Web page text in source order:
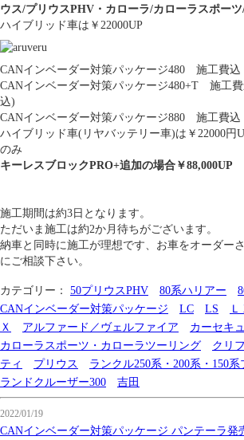
ウス/プリウスPHV・カローラ/カローラスポー
ハイブリッド車は￥22000UP
CANインベーダー対策パッケージ480 施工費
CANインベーダー対策パッケージ480+T 施工
込)
CANインベーダー対策パッケージ880 施工費
ハイブリッド車(リヤバッテリー車)は￥22000円
のみ
キーレスブロックPRO+追加の場合￥88,000UP
施工期間は約3日となります。
ただいま施工は約2か月待ちがございます。
納車と同時に施工が理想です、お車をオーダー
にご相談下さい。
カテゴリー： 50プリウスPHV 80系ハリアー
CANインベーダー対策パッケージ
LC LS Ｌ
Ｘ
アルファード／ヴェルファイア カーセキ
カローラスポーツ・カローラツーリング
クリ
ティ
プリウス ランクル250系・200系・150系
ランドクルーザー300
吉田
2022/01/19
CANインベーダー対策パッケージ パンテーラ